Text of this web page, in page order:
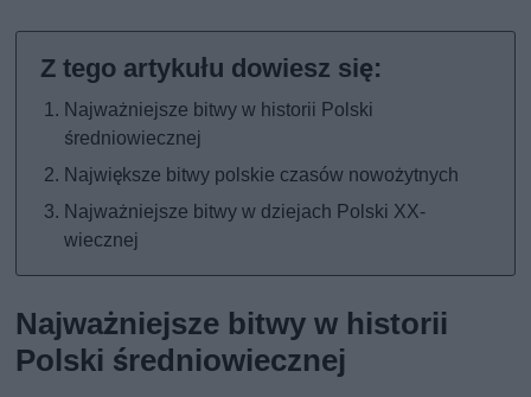
Najważniejsze bitwy w historii Polski
średniowiecznej
Największe bitwy polskie czasów nowożytnych
Najważniejsze bitwy w dziejach Polski XX-
wiecznej
Najważniejsze bitwy w historii
Polski średniowiecznej